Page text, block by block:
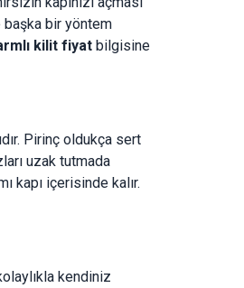
başka bir yöntem
kilit fiyat bilgisine
Pirinç oldukça sert
uzak tutmada
kapı içerisinde kalır.
kendiniz